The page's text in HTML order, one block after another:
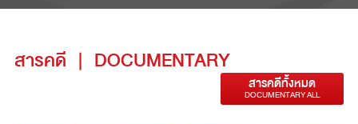
สารคดี | DOCUMENTARY
สารคดีทั้งหมด
DOCUMENTARY ALL